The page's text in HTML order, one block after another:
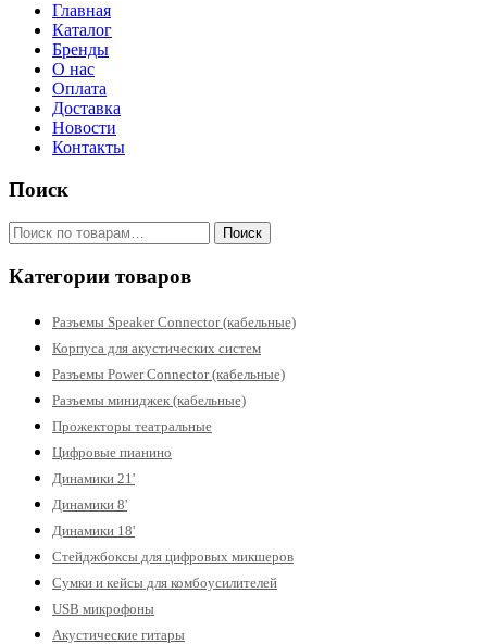
Главная
Каталог
Бренды
О нас
Оплата
Доставка
Новости
Контакты
Поиск
Искать: Поиск
Категории товаров
Разъемы Speaker Connector (кабельные)
Корпуса для акустических систем
Разъемы Power Connector (кабельные)
Разъемы миниджек (кабельные)
Прожекторы театральные
Цифровые пианино
Динамики 21'
Динамики 8'
Динамики 18'
Стейджбоксы для цифровых микшеров
Сумки и кейсы для комбоусилителей
USB микрофоны
Акустические гитары